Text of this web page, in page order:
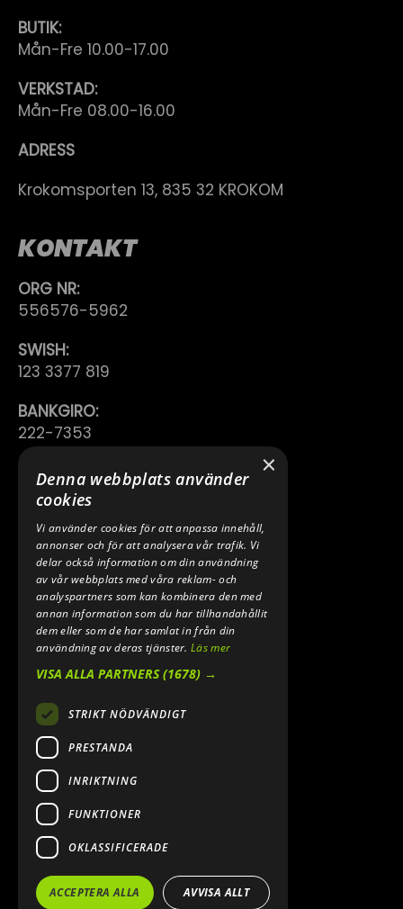
BUTIK:
Mån-Fre 10.00-17.00
VERKSTAD:
Mån-Fre 08.00-16.00
ADRESS
Krokomsporten 13, 835 32 KROKOM
KONTAKT
ORG NR:
556576-5962
SWISH:
123 3377 819
BANKGIRO:
222-7353
TELEFON:
0640 200 50
E-POST:
INFO@SPEEDSHOPEN.SE
ÅNGRA MITT KÖP
2026. ALL RIGHTS RESERVED.
POWERED BY EMPORI CMS
×
Denna webbplats använder
cookies
Vi använder cookies för att anpassa innehåll,
annonser och för att analysera vår trafik. Vi
delar också information om din användning
av vår webbplats med våra reklam- och
analyspartners som kan kombinera den med
annan information som du har tillhandahållit
dem eller som de har samlat in från din
användning av deras tjänster.Läs mer
VISA ALLA PARTNERS(1678) →
STRIKT NÖDVÄNDIGT
PRESTANDA
INRIKTNING
FUNKTIONER
OKLASSIFICERADE
ACCEPTERA ALLA AVVISA ALLT